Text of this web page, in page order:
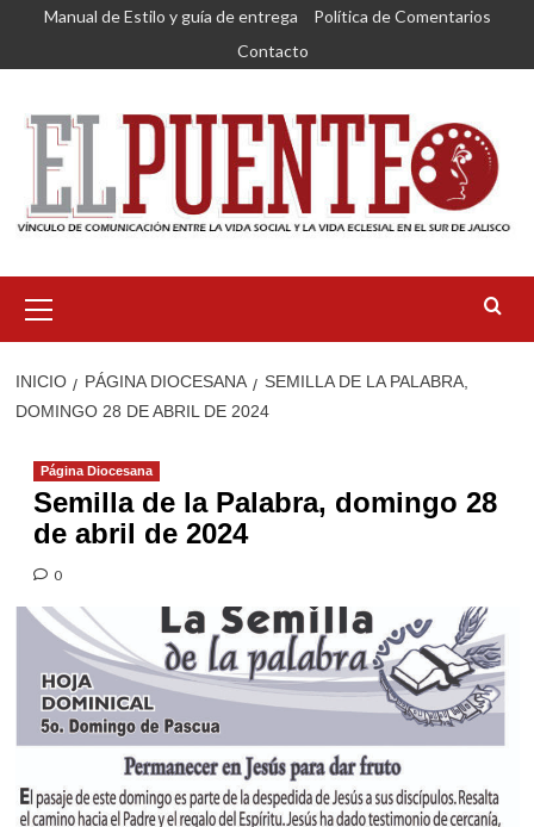
Saltar
contenido
Manual de Estilo y guía de entrega
Política de Comentarios
Contacto
primario
INICIO PÁGINA DIOCESANA
SEMILLA DE LA PALABRA,
DOMINGO 28 DE ABRIL DE 2024
Página Diocesana
Semilla de la Palabra, domingo 28
de abril de 2024
0